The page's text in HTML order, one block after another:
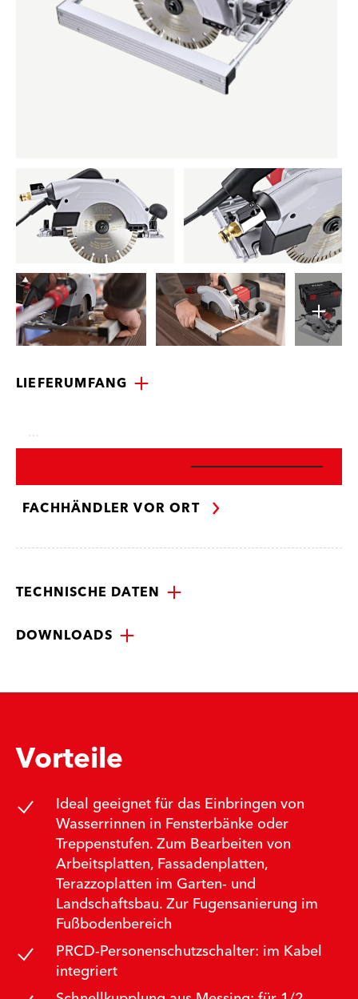
LIEFERUMFANG
…
FACHHÄNDLER VOR ORT
TECHNISCHE DATEN
DOWNLOADS
Vorteile
Ideal geeignet für das Einbringen von
Wasserrinnen in Fensterbänke oder
Treppenstufen. Zum Bearbeiten von
Arbeitsplatten, Fassadenplatten,
Terazzoplatten im Garten- und
Landschaftsbau. Zur Fugensanierung im
Fußbodenbereich
PRCD-Personenschutzschalter: im Kabel
integriert